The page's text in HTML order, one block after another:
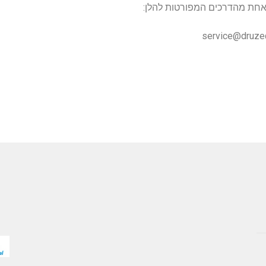
מהדרכים המפורטות להלן: